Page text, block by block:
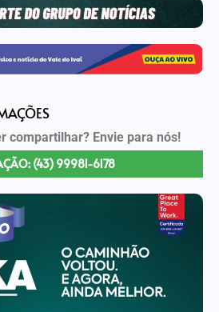
compartilhar? Envie para nós!
(43) 99981-6178